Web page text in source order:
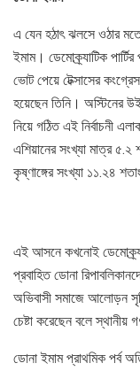
এ যেন হঠাৎ ঝলসে ওঠার মতো
ইমাম। ডেমোক্র্যাটিক
ভোট পেয়ে টেক্সাসের
হয়েছেন তিনি। অস্টিনের
নিয়ে গঠিত এই নির্বাচনী
এশিয়ানের সংখ্যা মাত্র
কৃষ্ণাঙ্গের সংখ্যা ১১.২৪
এই আসনে কখনোই
প্রবাহিত ডোনা
অভিবাসী সমাজে আলোড়ন
চেষ্টা করেছেন বলে স্থানীয়
ডোনা ইমাম প্রাথমিক পর্ব